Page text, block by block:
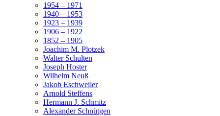
1954 – 1971
1940 – 1953
1923 – 1939
1906 – 1922
1852 – 1905
Joachim M. Plotzek
Walter Schulten
Joseph Hoster
Wilhelm Neuß
Jakob Eschweiler
Arnold Steffens
Hermann J. Schmitz
Alexander Schnütgen